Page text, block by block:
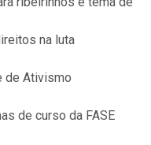
na luta
de Ativismo
de curso da FASE